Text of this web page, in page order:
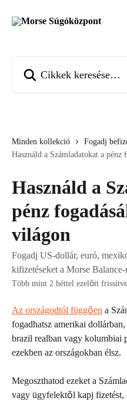
Minden kollekció
Fogadj
Használd a Számladatokat a pénz
Használd a
pénz
világon
Fogadj US-dollár, euró,
kifizetéseket a Morse Balance-
Több mint 2 héttel ezelőtt frissítve
Az országodtól függően a
fogadhatsz amerikai
brazil realban vagy kolumbiai
ezekben az országokban élsz.
Megoszthatod ezeket a
vagy ügyfelektől kapj fizetést,